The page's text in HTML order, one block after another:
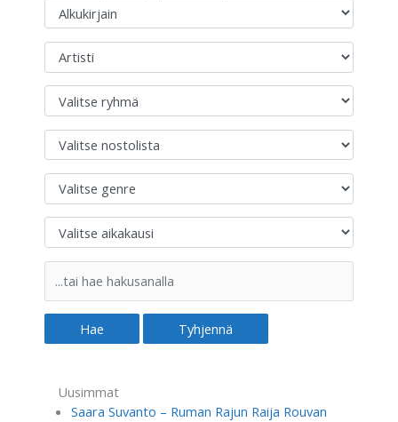
Uusimmat
Saara Suvanto – Ruman Rajun Raija Rouvan